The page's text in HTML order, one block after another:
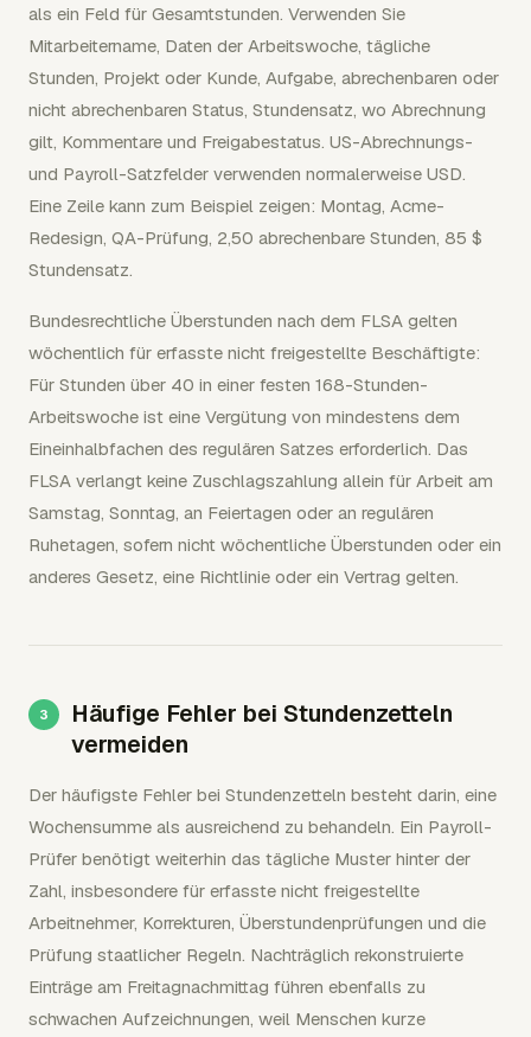
als ein Feld für Gesamtstunden. Verwenden Sie
Mitarbeitername, Daten der Arbeitswoche, tägliche
Stunden, Projekt oder Kunde, Aufgabe, abrechenbaren oder
nicht abrechenbaren Status, Stundensatz, wo Abrechnung
gilt, Kommentare und Freigabestatus. US-Abrechnungs-
und Payroll-Satzfelder verwenden normalerweise USD.
Eine Zeile kann zum Beispiel zeigen: Montag, Acme-
Redesign, QA-Prüfung, 2,50 abrechenbare Stunden, 85 $
Stundensatz.
Bundesrechtliche Überstunden nach dem FLSA gelten
wöchentlich für erfasste nicht freigestellte Beschäftigte:
Für Stunden über 40 in einer festen 168-Stunden-
Arbeitswoche ist eine Vergütung von mindestens dem
Eineinhalbfachen des regulären Satzes erforderlich. Das
FLSA verlangt keine Zuschlagszahlung allein für Arbeit am
Samstag, Sonntag, an Feiertagen oder an regulären
Ruhetagen, sofern nicht wöchentliche Überstunden oder ein
anderes Gesetz, eine Richtlinie oder ein Vertrag gelten.
Häufige Fehler bei Stundenzetteln
vermeiden
Der häufigste Fehler bei Stundenzetteln besteht darin, eine
Wochensumme als ausreichend zu behandeln. Ein Payroll-
Prüfer benötigt weiterhin das tägliche Muster hinter der
Zahl, insbesondere für erfasste nicht freigestellte
Arbeitnehmer, Korrekturen, Überstundenprüfungen und die
Prüfung staatlicher Regeln. Nachträglich rekonstruierte
Einträge am Freitagnachmittag führen ebenfalls zu
schwachen Aufzeichnungen, weil Menschen kurze